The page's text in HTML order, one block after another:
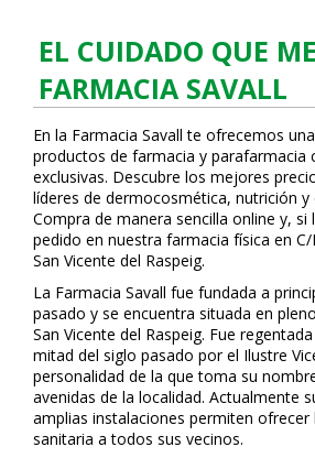
EL CUIDADO QUE
FARMACIA SAVALL
En la Farmacia Savall te ofrecemos
productos de farmacia y parafarmacia
exclusivas. Descubre los mejores
líderes de dermocosmética, nutrición y
Compra de manera sencilla online y, si
pedido en nuestra farmacia física en
San Vicente del Raspeig.
La Farmacia Savall fue fundada a
pasado y se encuentra situada en
San Vicente del Raspeig. Fue
mitad del siglo pasado por el Ilustre
personalidad de la que toma su
avenidas de la localidad. Actualmente
amplias instalaciones permiten
sanitaria a todos sus vecinos.